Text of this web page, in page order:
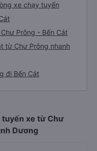
xe chạy tuyến
Prông - Bến Cát
từ Chư Prông nhanh
đi Bến Cát
tuyến xe từ Chư
Dương